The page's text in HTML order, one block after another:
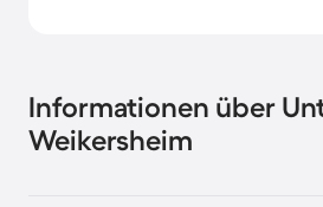
Informationen über
Weikersheim